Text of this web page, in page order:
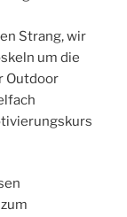
Strang, wir
um die
Outdoor